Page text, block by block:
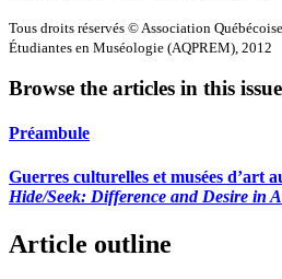
Tous droits réservés © Association
Étudiantes en Muséologie (AQPREM), 2012
Browse the articles in this issue
Préambule
Guerres culturelles et musées d’art
Hide/Seek: Difference and Desire in
Article outline